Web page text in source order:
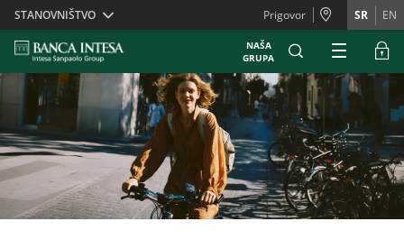
Skiplinks
STANOVNIŠTVO Prigovor SR EN
NAŠA
GRUPA